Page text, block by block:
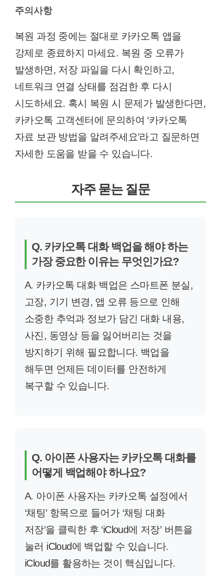
주의사항
복원 과정 중에는 절대로 카카오톡 앱을
강제로 종료하지 마세요. 복원 중 오류가
발생하면, 저장 파일을 다시 확인하고,
네트워크 연결 상태를 점검한 후 다시
시도하세요. 혹시 복원 시 문제가 발생한다면,
카카오톡 고객센터에 문의하여 ‘카카오톡
자료 보관 방법을 알려주세요’라고 질문하면
자세한 도움을 받을 수 있습니다.
자주 묻는 질문
Q. 카카오톡 대화 백업을 해야 하는
가장 중요한 이유는 무엇인가요?
A. 카카오톡 대화 백업은 스마트폰 분실,
고장, 기기 변경, 앱 오류 등으로 인해
소중한 추억과 정보가 담긴 대화 내용,
사진, 동영상 등을 잃어버리는 것을
방지하기 위해 필요합니다. 백업을
해두면 언제든 데이터를 안전하게
복구할 수 있습니다.
Q. 아이폰 사용자는 카카오톡 대화를
어떻게 백업해야 하나요?
A. 아이폰 사용자는 카카오톡 설정에서
‘채팅’ 항목으로 들어가 ‘채팅 대화
저장’을 클릭한 후 ‘iCloud에 저장’ 버튼을
눌러 iCloud에 백업할 수 있습니다.
iCloud를 활용하는 것이 핵심입니다.